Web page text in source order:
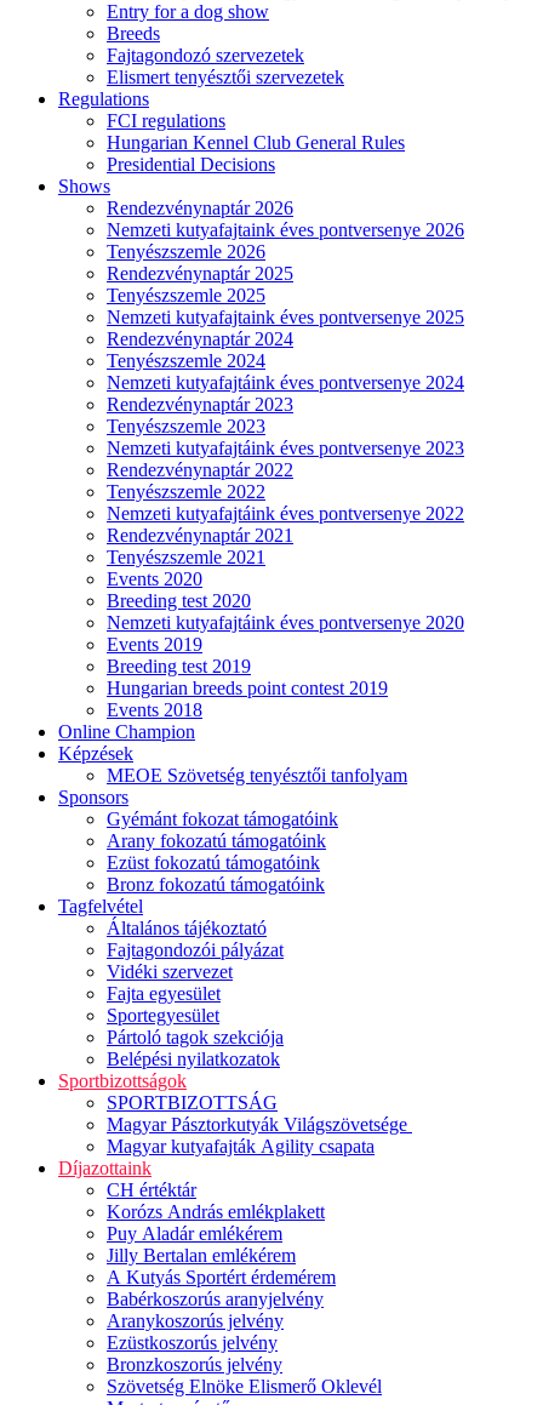
Entry for a dog show
Breeds
Fajtagondozó szervezetek
Elismert tenyésztői szervezetek
Regulations
FCI regulations
Hungarian Kennel Club General Rules
Presidential Decisions
Shows
Rendezvénynaptár 2026
Nemzeti kutyafajtaink éves pontversenye 2026
Tenyészszemle 2026
Rendezvénynaptár 2025
Tenyészszemle 2025
Nemzeti kutyafajtaink éves pontversenye 2025
Rendezvénynaptár 2024
Tenyészszemle 2024
Nemzeti kutyafajtáink éves pontversenye 2024
Rendezvénynaptár 2023
Tenyészszemle 2023
Nemzeti kutyafajtáink éves pontversenye 2023
Rendezvénynaptár 2022
Tenyészszemle 2022
Nemzeti kutyafajtáink éves pontversenye 2022
Rendezvénynaptár 2021
Tenyészszemle 2021
Events 2020
Breeding test 2020
Nemzeti kutyafajtáink éves pontversenye 2020
Events 2019
Breeding test 2019
Hungarian breeds point contest 2019
Events 2018
Online Champion
Képzések
MEOE Szövetség tenyésztői tanfolyam
Sponsors
Gyémánt fokozat támogatóink
Arany fokozatú támogatóink
Ezüst fokozatú támogatóink
Bronz fokozatú támogatóink
Tagfelvétel
Általános tájékoztató
Fajtagondozói pályázat
Vidéki szervezet
Fajta egyesület
Sportegyesület
Pártoló tagok szekciója
Belépési nyilatkozatok
Sportbizottságok
SPORTBIZOTTSÁG
Magyar Pásztorkutyák Világszövetsége
Magyar kutyafajták Agility csapata
Díjazottaink
CH értéktár
Korózs András emlékplakett
Puy Aladár emlékérem
Jilly Bertalan emlékérem
A Kutyás Sportért érdemérem
Babérkoszorús aranyjelvény
Aranykoszorús jelvény
Ezüstkoszorús jelvény
Bronzkoszorús jelvény
Szövetség Elnöke Elismerő Oklevél